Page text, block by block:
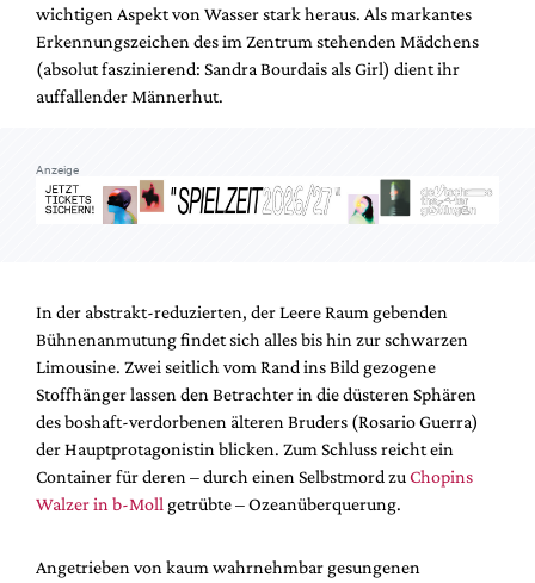
wichtigen Aspekt von Wasser stark heraus. Als markantes
Erkennungszeichen des im Zentrum stehenden Mädchens
(absolut faszinierend: Sandra Bourdais als Girl) dient ihr
auffallender Männerhut.
Anzeige
In der abstrakt-reduzierten, der Leere Raum gebenden
Bühnenanmutung findet sich alles bis hin zur schwarzen
Limousine. Zwei seitlich vom Rand ins Bild gezogene
Stoffhänger lassen den Betrachter in die düsteren Sphären
des boshaft-verdorbenen älteren Bruders (Rosario Guerra)
der Hauptprotagonistin blicken. Zum Schluss reicht ein
Container für deren – durch einen Selbstmord zu Chopins
Walzer in b-Moll getrübte – Ozeanüberquerung.
Angetrieben von kaum wahrnehmbar gesungenen